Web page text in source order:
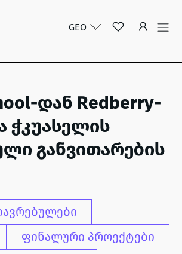
GEO
დან Redberry-
ჭკუასელის
განვითარების
ფინალური პროექტები